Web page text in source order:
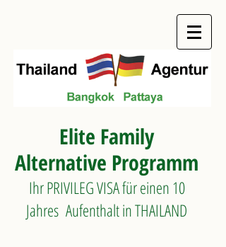
Elite Family
Alternative Programm
Ihr PRIVILEG VISA für einen 10
Jahres Aufenthalt in THAILAND